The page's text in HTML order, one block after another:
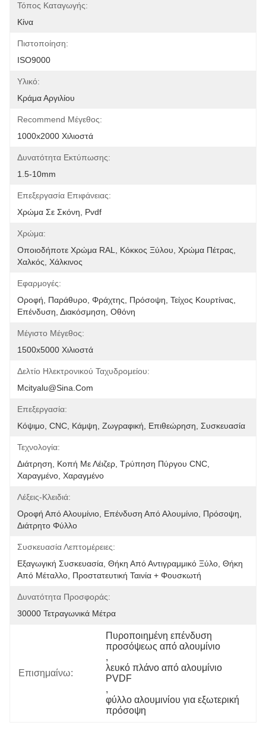
Τόπος Καταγωγής:
Κίνα
Πιστοποίηση:
ISO9000
Υλικό:
Κράμα Αργιλίου
Recommend Μέγεθος:
1000x2000 Χιλιοστά
Δυνατότητα Εκτύπωσης:
1.5-10mm
Επεξεργασία Επιφάνειας:
Χρώμα Σε Σκόνη, Pvdf
Χρώμα:
Οποιοδήποτε Χρώμα RAL, Κόκκος Ξύλου, Χρώμα Πέτρας,
Χαλκός, Χάλκινος
Εφαρμογές:
Οροφή, Παράθυρο, Φράχτης, Πρόσοψη, Τείχος Κουρτίνας,
Επένδυση, Διακόσμηση, Οθόνη
Μέγιστο Μέγεθος:
1500x5000 Χιλιοστά
Δελτίο Ηλεκτρονικού Ταχυδρομείου:
Mcityalu@sina.com
Επεξεργασία:
Κόψιμο, CNC, Κάμψη, Ζωγραφική, Επιθεώρηση, Συσκευασία
Τεχνολογία:
Διάτρηση, Κοπή Με Λέιζερ, Τρύπηση Πύργου CNC,
Χαραγμένο, Χαραγμένο
Λέξεις-Κλειδιά:
Οροφή Από Αλουμίνιο, Επένδυση Από Αλουμίνιο, Πρόσοψη,
Διάτρητο Φύλλο
Συσκευασία Λεπτομέρειες:
Εξαγωγική Συσκευασία, Θήκη Από Αντιγραμμικό Ξύλο, Θήκη
Από Μέταλλο, Προστατευτική Ταινία + Φουσκωτή
Δυνατότητα Προσφοράς:
30000 Τετραγωνικά Μέτρα
Επισημαίνω:
Πυροποιημένη επένδυση
προσόψεως από αλουμίνιο
,
λευκό πλάνο από αλουμίνιο
PVDF
,
φύλλο αλουμινίου για εξωτερική
πρόσοψη